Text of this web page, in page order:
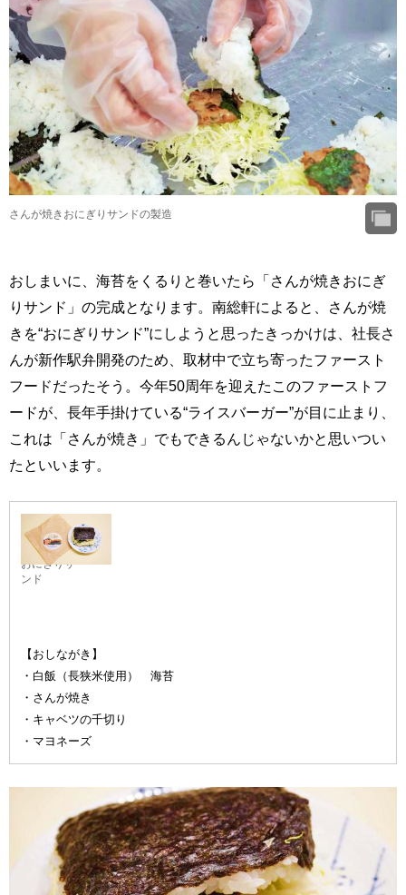
さんが焼きおにぎりサンドの製造
おしまいに、海苔をくるりと巻いたら「さんが焼きおにぎ
りサンド」の完成となります。南総軒によると、さんが焼
きを“おにぎりサンド”にしようと思ったきっかけは、社長さ
んが新作駅弁開発のため、取材中で立ち寄ったファースト
フードだったそう。今年50周年を迎えたこのファーストフ
ードが、長年手掛けている“ライスバーガー”が目に止まり、
これは「さんが焼き」でもできるんじゃないかと思いつい
たといいます。
さんが焼き
おにぎりサ
ンド
【おしながき】
・白飯（長狭米使用） 海苔
・さんが焼き
・キャベツの千切り
・マヨネーズ